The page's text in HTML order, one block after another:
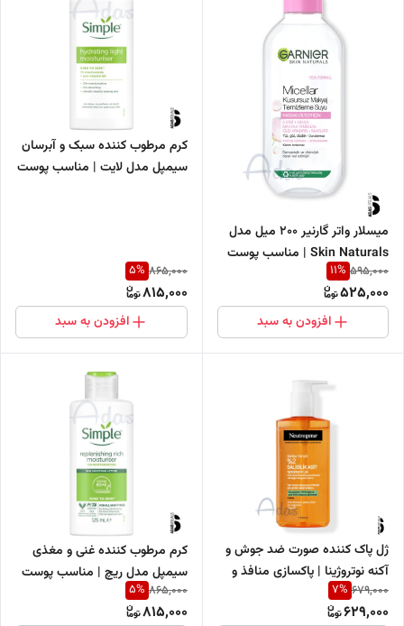
میسلار واتر گارنیر 200 میل مدل
Skin Naturals | مناسب پوست
های حساس
595,000
11%
525,000
افزودن به سبد
کرم مرطوب کننده سبک و آبرسان
سیمپل مدل لایت | مناسب پوست
865,000
5%
815,000
افزودن به سبد
ژل پاک کننده صورت ضد جوش و
آکنه نوتروژینا | پاکسازی منافذ و
کنترل چربی
679,000
7%
629,000
کرم مرطوب کننده غنی و مغذی
سیمپل مدل ریچ | مناسب پوست
های خشک و حساس
865,000
5%
815,000